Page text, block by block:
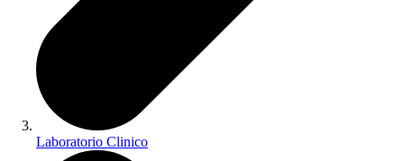
Laboratorio Clinico